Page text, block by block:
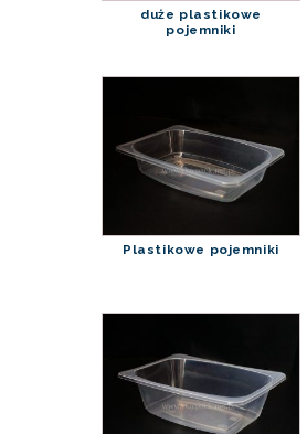
duże plastikowe
pojemniki
Plastikowe pojemniki